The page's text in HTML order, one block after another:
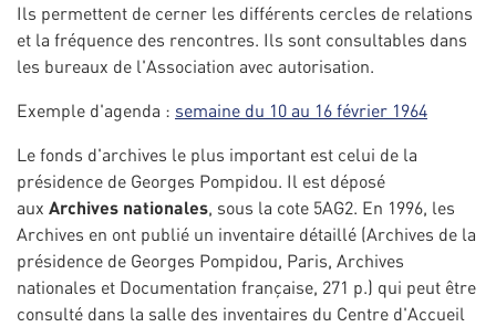
Ils permettent de cerner les différents cercles de relations
et la fréquence des rencontres. Ils sont consultables dans
les bureaux de l'Association avec autorisation.
Exemple d'agenda : semaine du 10 au 16 février 1964
Le fonds d'archives le plus important est celui de la
présidence de Georges Pompidou. Il est déposé
aux Archives nationales, sous la cote 5AG2. En 1996, les
Archives en ont publié un inventaire détaillé (Archives de la
présidence de Georges Pompidou, Paris, Archives
nationales et Documentation française, 271 p.) qui peut être
consulté dans la salle des inventaires du Centre d'Accueil